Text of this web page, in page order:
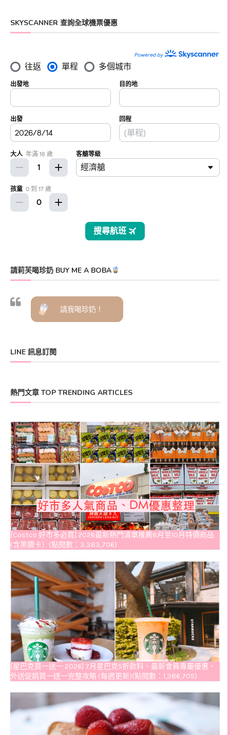
SKYSCANNER 查詢全球機票優惠
請莉芙喝珍奶 BUY ME A BOBA
請我喝珍奶！
LINE 訊息訂閱
熱門文章 TOP TRENDING ARTICLES
[Costco 好市多必買] 2026最新熱門清單推薦8月至10月特價商品
(含黑鑽卡）(點閱數：3,383,706)
[星巴克買一送一 2026] 7月星巴克5折飲料、最新會員專屬優惠、
外送促銷買一送一完整攻略 (每週更新)(點閱數：1,386,705)